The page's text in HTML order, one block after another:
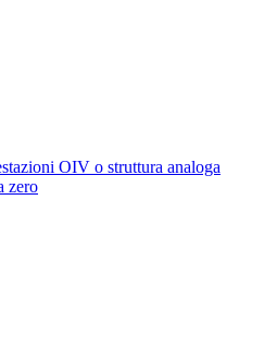
OIV o struttura analoga
zero